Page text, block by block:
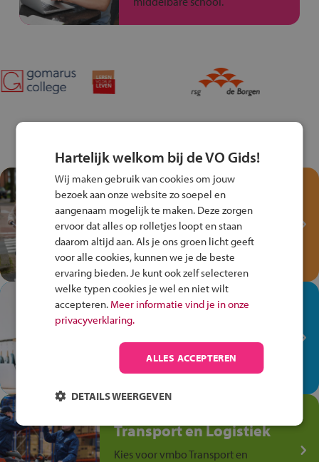
Test je kennis met het
Fiets Veilig
Verkeersspel!
Speel het Fiets Veilig Verkeersspel
en win een Cortina-fiets!
In de winkel ben je op je
plek!
Ontdek via het vmbo jouw talent
op de winkelvloer, waar elke dag
anders is!
Transport en Logistiek
Kies voor vmbo Transport en
Hartelijk welkom bij de VO Gids!
Wij maken gebruik van cookies om jouw
bezoek aan onze website zo soepel en
aangenaam mogelijk te maken. Deze zorgen
ervoor dat alles op rolletjes loopt en staan
daarom altijd aan. Als je ons groen licht geeft
voor alle cookies, kunnen we je de beste
ervaring bieden. Je kunt ook zelf selecteren
welke typen cookies je wel en niet wilt
accepteren. Meer informatie vind je in onze
privacyverklaring.
ALLES ACCEPTEREN
DETAILS WEERGEVEN